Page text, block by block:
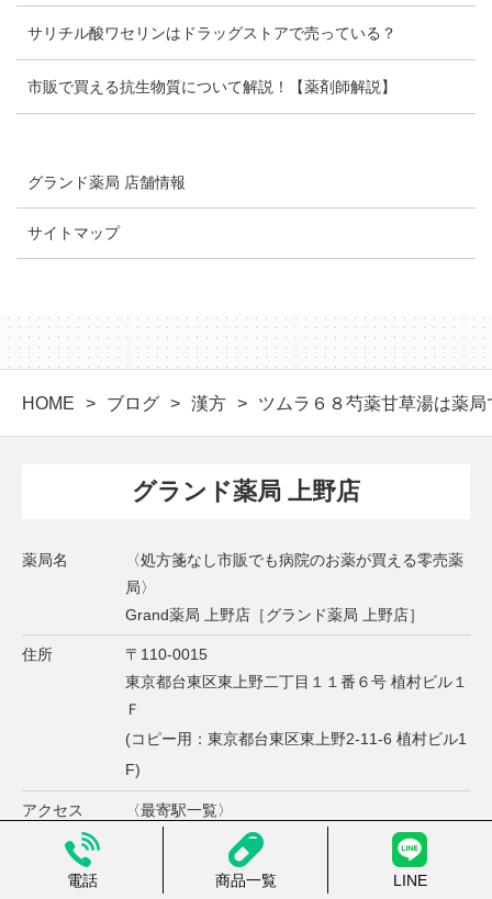
HOME ブログ 漢方 ツムラ６８芍薬甘草湯は薬局
サリチル酸ワセリンはドラッグストアで売っている？
市販で買える抗生物質について解説！【薬剤師解説】
グランド薬局 店舗情報
サイトマップ
グランド薬局 上野店
薬局名
〈処方箋なし市販でも病院のお薬が買える零売薬
局〉
Grand薬局 上野店［グランド薬局 上野店］
住所
〒110-0015
東京都台東区東上野二丁目１１番６号 植村ビル１
Ｆ
(コピー用：東京都台東区東上野2-11-6 植村ビル1
F)
アクセス
〈最寄駅一覧〉
【JR山手線】：上野駅、御徒町駅
【東京メトロ日比谷線】：上野駅、仲御徒町駅
【東京メトロ銀座線】：上野駅、上野広小路駅、
電話 商品一覧 LINE